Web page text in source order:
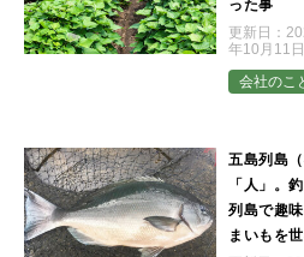
った事
更新日：
年10月11日
会社のこ
五島列島
「人」。
列島で趣
まいもを